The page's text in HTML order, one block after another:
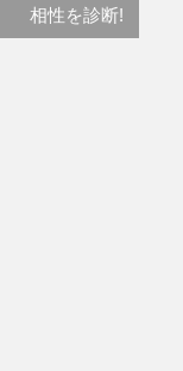
相性を診断!